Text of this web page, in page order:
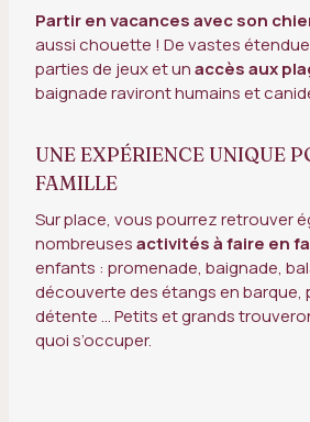
Partir en vacances avec son
aussi chouette ! De vastes
parties de jeux et unaccès aux
baignade raviront humains et
UNE EXPÉRIENCE UNIQUE
FAMILLE
Sur place, vous pourrez retrouver
nombreusesactivités à faire en
enfants : promenade, baignade,
découverte des étangs en barque,
détente … Petits et grands
quoi s’occuper.